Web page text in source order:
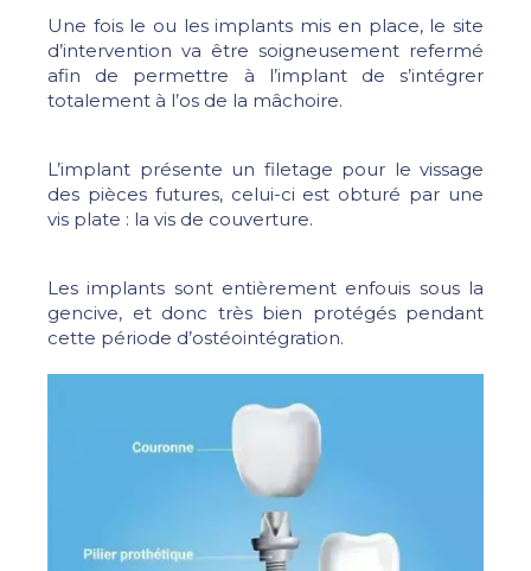
Une fois le ou les implants mis en place, le site
d’intervention va être soigneusement refermé
afin de permettre à l’implant de s’intégrer
totalement à l’os de la mâchoire.
L’implant présente un filetage pour le vissage
des pièces futures, celui-ci est obturé par une
vis plate : la vis de couverture.
Les implants sont entièrement enfouis sous la
gencive, et donc très bien protégés pendant
cette période d’ostéointégration.